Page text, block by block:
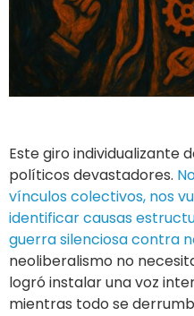
Este giro individualizante
políticos devastadores.
vínculos colectivos, nos
identificar causas
guerra silenciosa contra
neoliberalismo no
logró instalar una voz
mientras todo se